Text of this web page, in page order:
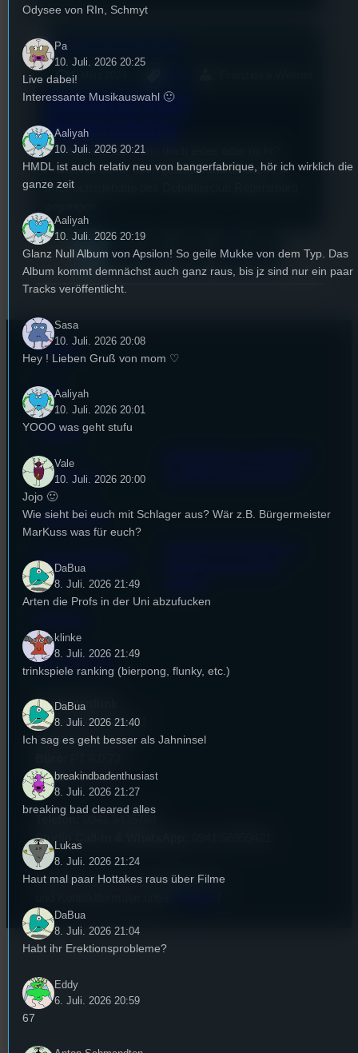
1. März 2024
Debattierclub
Regensburg
Debattieren, das kann doch jeder, oder nicht?
Franzi hat es für euch getestet und ist dazu zur
Mittwochsdebatte des Debattierclub Regensburg
1 2 3 … 11 »
Kontakt
FAQ
Satzung
Impressum
Datenschutz
Cookie-Richtlinie
(EU)
EPK & Presse
Studentenfunk
Universitätsstraße 31
93053 Regensburg
Studio:SH 1.39
Telefon:
Studio Call-In & WhatsApp:
Überblick über unsere Mailadressen
Odysee von RIn, Schmyt
Pa
10. Juli. 2026 20:25
Live dabei!
Interessante Musikauswahl 🙂
Aaliyah
10. Juli. 2026 20:21
HMDL ist auch relativ neu von bangerfabrique, hör ich wirklich die
ganze zeit
Aaliyah
10. Juli. 2026 20:19
Glanz Null Album von Apsilon! So geile Mukke von dem Typ. Das
Album kommt demnächst auch ganz raus, bis jz sind nur ein paar
Tracks veröffentlicht.
Sasa
10. Juli. 2026 20:08
Hey ! Lieben Gruß von mom ♡
Aaliyah
10. Juli. 2026 20:01
YOOO was geht stufu
Vale
10. Juli. 2026 20:00
Jojo 🙂
Wie sieht bei euch mit Schlager aus? Wär z.B. Bürgermeister
MarKuss was für euch?
DaBua
8. Juli. 2026 21:49
Arten die Profs in der Uni abzufucken
klinke
8. Juli. 2026 21:49
trinkspiele ranking (bierpong, flunky, etc.)
DaBua
8. Juli. 2026 21:40
Ich sag es geht besser als Jahninsel
breakindbadenthusiast
8. Juli. 2026 21:27
breaking bad cleared alles
Lukas
8. Juli. 2026 21:24
Haut mal paar Hottakes raus über Filme
DaBua
8. Juli. 2026 21:04
Habt ihr Erektionsprobleme?
Eddy
6. Juli. 2026 20:59
67